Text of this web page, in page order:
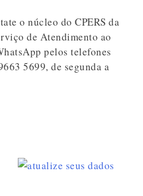
o núcleo do CPERS da
de Atendimento ao
pelos telefones
5699, de segunda a